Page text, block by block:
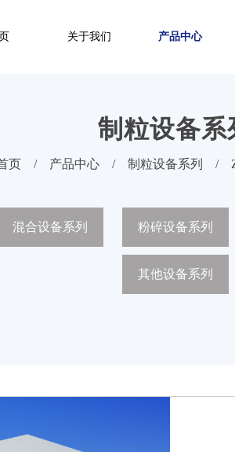
关于我们 产品中心
制粒设备系
页/ 产品中心/ 制粒设备系列 /
混合设备系列 粉碎设备系列
其他设备系列